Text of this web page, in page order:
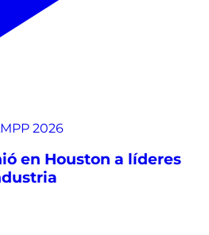
2026
en Houston a líderes